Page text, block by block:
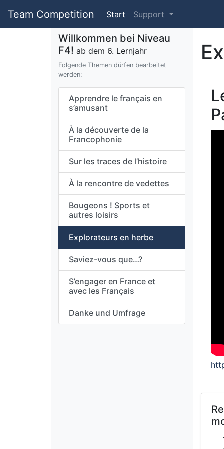
Team Competition Start Support
Willkommen bei Niveau
F4! ab dem 6. Lernjahr
Folgende Themen dürfen bearbeitet
werden:
Apprendre le français en
s’amusant
À la découverte de la
Francophonie
Sur les traces de l’histoire
À la rencontre de vedettes
Bougeons ! Sports et
autres loisirs
Explorateurs en herbe
Saviez-vous que…?
S’engager en France et
avec les Français
Danke und Umfrage